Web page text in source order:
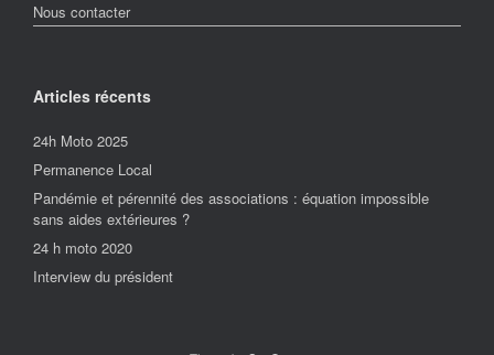
Nous contacter
Articles récents
24h Moto 2025
Permanence Local
Pandémie et pérennité des associations : équation impossible
sans aides extérieures ?
24 h moto 2020
Interview du président